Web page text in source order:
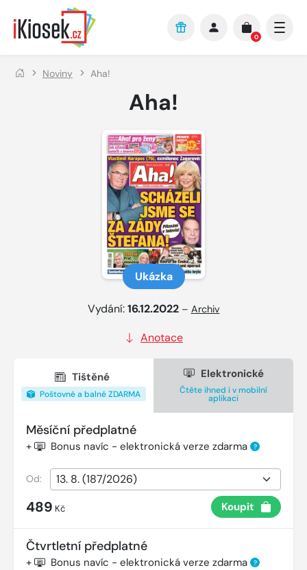
Přejít na hlavní obsah
0
Noviny Aha!
Aha!
Ukázka
Vydání:16.12.2022 – Archiv
Anotace
Tištěné
Poštovné a balné ZDARMA
Elektronické
Čtěte ihned i v mobilní
aplikaci
Měsíční předplatné
+ Bonus navíc - elektronická verze zdarma ?
Od:
489 Kč Koupit
Čtvrtletní předplatné
+ Bonus navíc - elektronická verze zdarma ?